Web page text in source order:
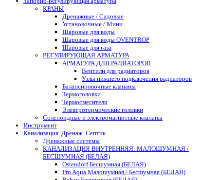
КРАНЫ
Дренажные / Садовые
Установочные / Мини
Шаровые для воды
Шаровые для воды OVENTROP
Шаровые для газа
РЕГУЛИРУЮЩАЯ АРМАТУРА
АРМАТУРА ДЛЯ РАДИАТОРОВ
Вентили для радиаторов
Узлы нижнего подключения радиаторов
Балансировочные клапаны
Термоголовки
Термосмесители
Электротермические головки
Соленоидные и электромагнитные клапаны
Инструмент
Канализация. Дренаж. Септик
Дренажные системы
КАНАЛИЗАЦИЯ ВНУТРЕННЯЯ: МАЛОШУМНАЯ /
БЕСШУМНАЯ (БЕЛАЯ)
Ostendorf Бесшумная (БЕЛАЯ)
Pro Aqua Малошумная / Бесшумная (БЕЛАЯ)